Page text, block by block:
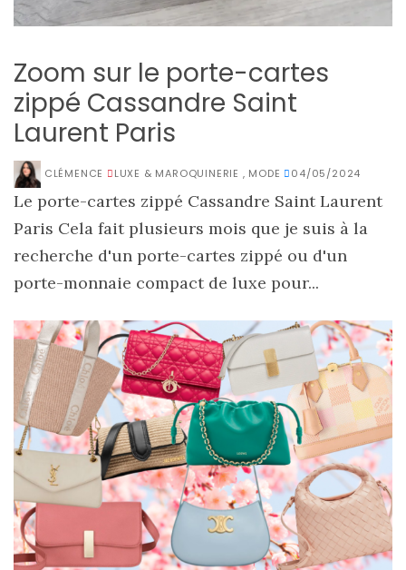
Zoom sur le porte-cartes
zippé Cassandre Saint
Laurent Paris
CLÉMENCE LUXE & MAROQUINERIE , MODE 04/05/2024
Le porte-cartes zippé Cassandre Saint Laurent
Paris Cela fait plusieurs mois que je suis à la
recherche d'un porte-cartes zippé ou d'un
porte-monnaie compact de luxe pour...